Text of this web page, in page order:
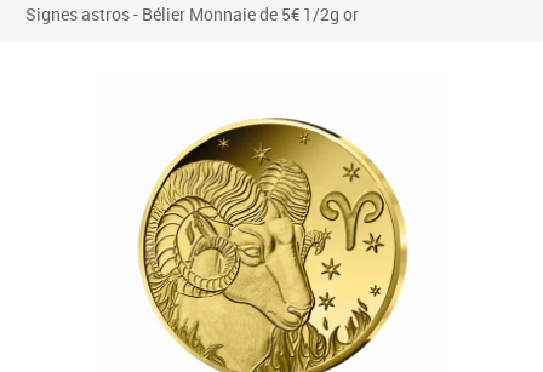
Signes astros - Bélier Monnaie de 5€ 1/2g or